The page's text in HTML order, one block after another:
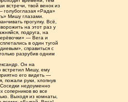
встречи, твой венок из
«Рада»
Мишу глазами.
прогулку. Всё,
на этот раз у
подруга, на
— Вега и
в один тугой
справиться с
разрубив одним
Он на
встретил Мишу, ему
его видеть —
пожали руки, хлопнув
недоуменно
соперников во все
Выходя из комнаты,